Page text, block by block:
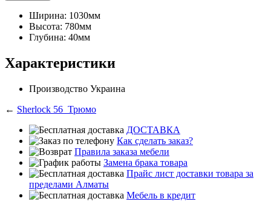
Ширина: 1030мм
Высота: 780мм
Глубина: 40мм
Характеристики
Производство Украина
← Sherlock 56_Трюмо
ДОСТАВКА
Как сделать заказ?
Правила заказа мебели
Замена брака товара
Прайс лист доставки товара за
пределами Алматы
Мебель в кредит